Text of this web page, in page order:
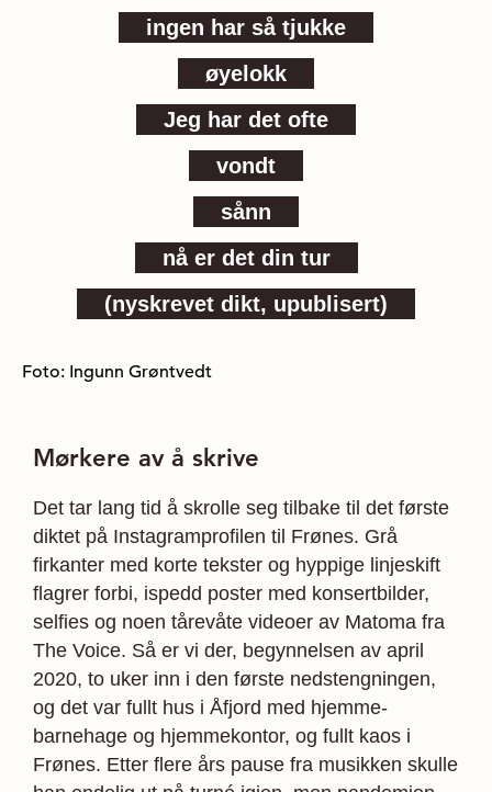
ingen har så tjukke
øyelokk
Jeg har det ofte
vondt
sånn
nå er det din tur
(nyskrevet dikt, upublisert)
Foto: Ingunn Grøntvedt
Mørkere av å skrive
Det tar lang tid å skrolle seg tilbake til det første
diktet på Instagramprofilen til Frønes. Grå
firkanter med korte tekster og hyppige linjeskift
flagrer forbi, ispedd poster med konsertbilder,
selfies og noen tårevåte videoer av Matoma fra
The Voice. Så er vi der, begynnelsen av april
2020, to uker inn i den første nedstengningen,
og det var fullt hus i Åfjord med hjemme-
barnehage og hjemmekontor, og fullt kaos i
Frønes. Etter flere års pause fra musikken skulle